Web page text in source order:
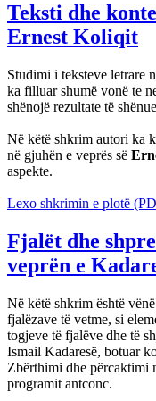
Teksti dhe
Ernest Koliqit
Studimi i teksteve letrare
ka filluar shumë vonë te
shënojë rezultate të
Në këtë shkrim autori ka
në gjuhën e veprës së
aspekte.
Lexo shkrimin e plotë
Fjalët dhe
veprën e
Në këtë shkrim është
fjalëzave të vetme, si
togjeve të fjalëve dhe të
Ismail Kadaresë, botuar
Zbërthimi dhe përcaktimi
programit antconc.